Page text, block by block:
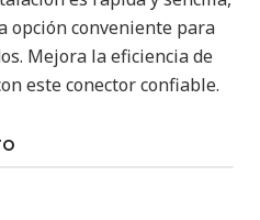
opción conveniente para
Mejora la eficiencia de
este conector confiable.